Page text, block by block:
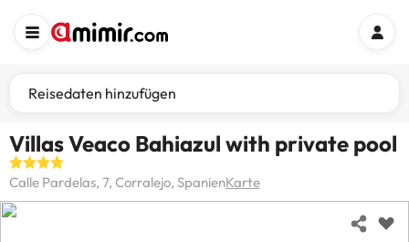
Reisedaten hinzufügen
Villas Veaco Bahiazul with private pool
Calle Pardelas, 7, Corralejo, SpanienKarte